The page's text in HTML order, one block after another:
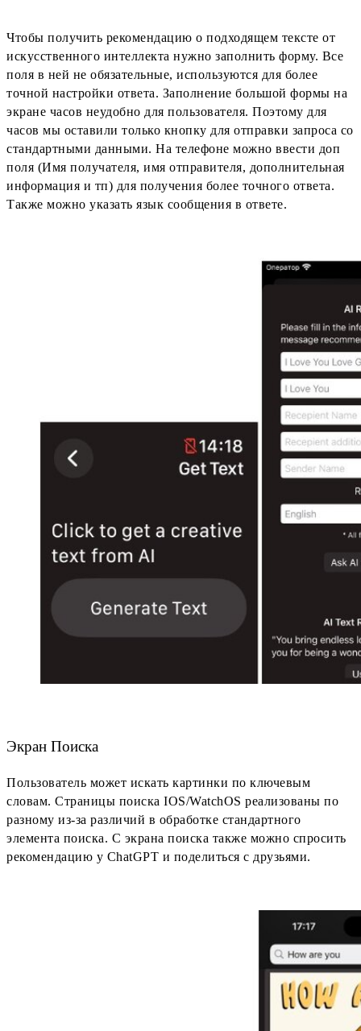
Чтобы получить рекомендацию о подходящем тексте от
искусственного интеллекта нужно заполнить форму. Все
поля в ней не обязательные, используются для более
точной настройки ответа. Заполнение большой формы на
экране часов неудобно для пользователя. Поэтому для
часов мы оставили только кнопку для отправки запроса со
стандартными данными. На телефоне можно ввести доп
поля (Имя получателя, имя отправителя, дополнительная
информация и тп) для получения более точного ответа.
Также можно указать язык сообщения в ответе.
Экран Поиска
Пользователь может искать картинки по ключевым
словам. Страницы поиска IOS/WatchOS реализованы по
разному из-за различий в обработке стандартного
элемента поиска. С экрана поиска также можно спросить
рекомендацию у ChatGPT и поделиться с друзьями.